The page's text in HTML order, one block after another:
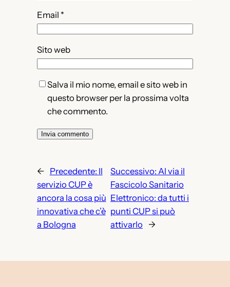
Email *
Sito web
Salva il mio nome, email e sito web in
questo browser per la prossima volta
che commento.
← Precedente: Il
servizio CUP è
ancora la cosa più
innovativa che c’è
a Bologna
Successivo: Al via il
Fascicolo Sanitario
Elettronico: da tutti i
punti CUP si può
attivarlo
→